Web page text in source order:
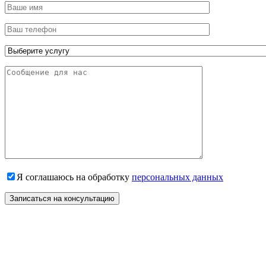
Я соглашаюсь на обработку персональных данных
Записаться на консультацию